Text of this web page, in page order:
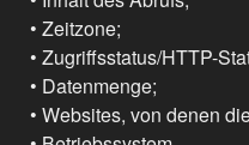
• Zeitzone;
• Zugriffsstatus/HTTP-
• Datenmenge;
• Websites, von denen